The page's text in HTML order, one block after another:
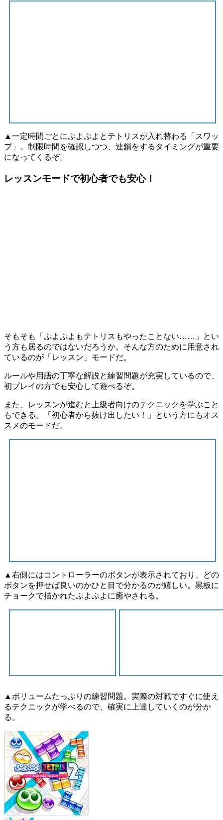
▲一定時間ごとにぷよぷよとテトリスが入れ替わる「スワッ
プ」。制限時間を確認しつつ、連鎖をするタイミングが重要
になってくるぞ。
レッスンモードで初心者でも安心！
そもそも「 ぷよぷよもテトリスもやったことない…… 」とい
う方も居るのではないだろうか。そんな方のために用意され
ているのが 「レッスン」モードだ。
ルールや用語の丁寧な解説 と練習問題が充実しているので、
初プレイの方でも安心して遊べるぞ。
また、レッスンが進むと 上級者向けのテクニック を学ぶこと
もできる。「 初心者から抜け出したい！
」という方にもオス
スメのモードだ。
▲右側にはコントローラーのボタンが表示されており、どの
ボタンを押せば良いのかひと目で分かるのが嬉しい。黒板に
チョークで描かれたぷよぷよに癒やされる。
▲ボリュームたっぷりの練習問題。実際の対戦ですぐに使え
るテクニックが学べるので、確実に上達していくのが分か
る。